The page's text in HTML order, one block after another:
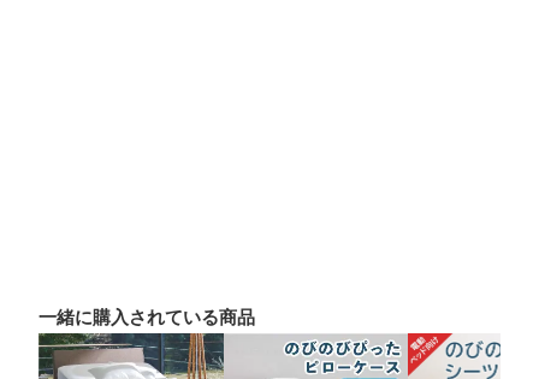
一緒に購入されている商品